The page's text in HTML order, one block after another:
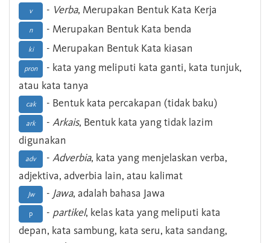
v - Verba, Merupakan Bentuk Kata Kerja
n - Merupakan Bentuk Kata benda
ki - Merupakan Bentuk Kata kiasan
pron
- kata yang meliputi kata ganti, kata tunjuk,
atau kata tanya
cak - Bentuk kata percakapan (tidak baku)
ark - Arkais, Bentuk kata yang tidak lazim
digunakan
adv - Adverbia, kata yang menjelaskan verba,
adjektiva, adverbia lain, atau kalimat
Jw - Jawa, adalah bahasa Jawa
p - partikel, kelas kata yang meliputi kata
depan, kata sambung, kata seru, kata sandang,